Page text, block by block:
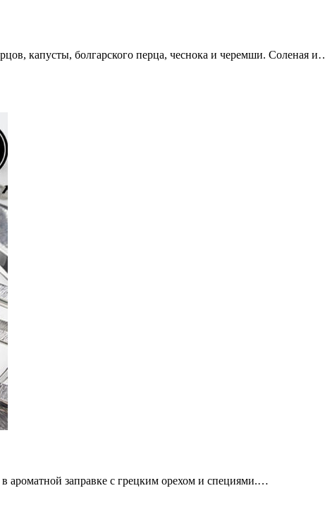
капусты, болгарского перца, чеснока и черемши. Соленая
ароматной заправке с грецким орехом и специями.…